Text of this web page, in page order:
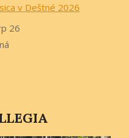
v Deštné 2026
26